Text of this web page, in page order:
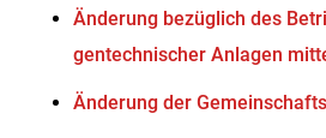
Änderung bezüglich des
gentechnischer Anlagen
Änderung der